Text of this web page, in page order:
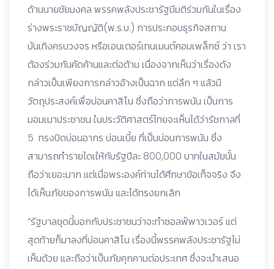
ด้านนายชัยมงคล พรรคพลังประชารัฐมีมติร่วมกันในเรื่อง
ร่างพระราชบัญญัติ(พ.ร.บ.) การประกอบธุรกิจสถาน
บันเทิงครบวงจร หรือเอนเตอร์เทนเมนต์คอมเพล็กซ์ ว่า เรา
ต้องร่วมกันคัดค้านและต่อต้าน เนื่องจากเห็นว่าเรื่องดัง
กล่าวเป็นเพียงการกล่าวอ้างเป็นฉาก แต่ลึก ๆ แล้วมี
วัตถุประสงค์เพื่อบ่อนคาสิโน ซึ่งถือว่าการพนัน เป็นการ
มอมเมาประชาชน ในประวัติศาสตร์ไทยจะเห็นได้ว่ารัชกาลที่
5 ทรงปิดบ่อนอากร บ่อนเบี้ย ที่เป็นบ่อนการพนัน ซึ่ง
สามารถทำรายไดเให้กับรัฐปีละ 800,000 บาทในสมัยนั้น
ถือว่าเยอะมาก แต่เมื่อพระองค์ท่านได้ศึกษาข้อเท็จจริง จึง
ได้เห็นภัยของการพนัน และได้ทรงยกเลิก
”รัฐบาลชุดนี้บอกกับประชาชนว่าจะทำซอลฟ์พาวเวอร์ แต่
สุดท้ายก็มาลงที่บ่อนคาสิโน เรื่องนี้พรรคพลังประชารัฐไม่
เห็นด้วย และถือว่าเป็นภัยคุกคามต่อประเทศ ซึ่งจะนำเสนอ